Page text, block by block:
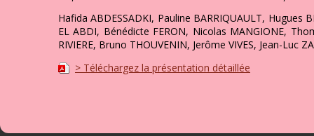
Hafida ABDESSADKI, Pauline BARRIQUAULT, Hugues
EL ABDI, Bénédicte FERON, Nicolas MANGIONE,
RIVIERE, Bruno THOUVENIN, Jerôme VIVES, Jean-Luc
> Téléchargez la présentation détaillée